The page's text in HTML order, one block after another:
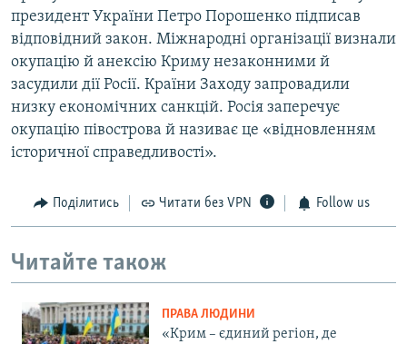
президент України Петро Порошенко підписав
відповідний закон. Міжнародні організації визнали
окупацію й анексію Криму незаконними й
засудили дії Росії. Країни Заходу запровадили
низку економічних санкцій. Росія заперечує
окупацію півострова й називає це «відновленням
історичної справедливості».
Поділитись Читати без VPN Follow us
Читайте також
ПРАВА ЛЮДИНИ
«Крим – єдиний регіон, де